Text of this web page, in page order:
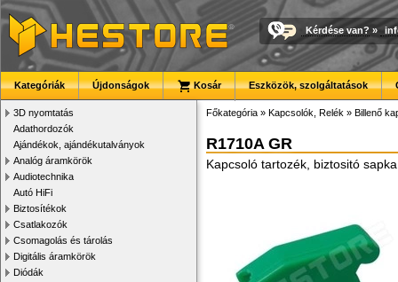
Kérdése van? »
Kategóriák Újdonságok Kosár Eszközök, szolgáltatások
3D nyomtatás
Adathordozók
Ajándékok, ajándékutalványok
Analóg áramkörök
Audiotechnika
Autó HiFi
Biztosítékok
Csatlakozók
Csomagolás és tárolás
Digitális áramkörök
Diódák
Főkategória » Kapcsolók, Relék » Billenő
R1710A GR
Kapcsoló tartozék, biztositó sapka